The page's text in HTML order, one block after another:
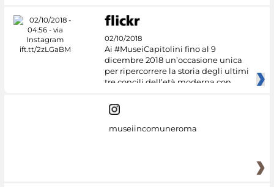
02/10/2018
Ai #MuseiCapitolini fino al 9
dicembre 2018 un’occasione unica
per ripercorrere la storia degli ultimi
tre concili dell’età moderna con
museiincomuneroma